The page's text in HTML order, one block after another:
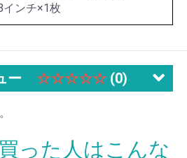
インチ×1枚
ー ☆☆☆☆☆ (0)